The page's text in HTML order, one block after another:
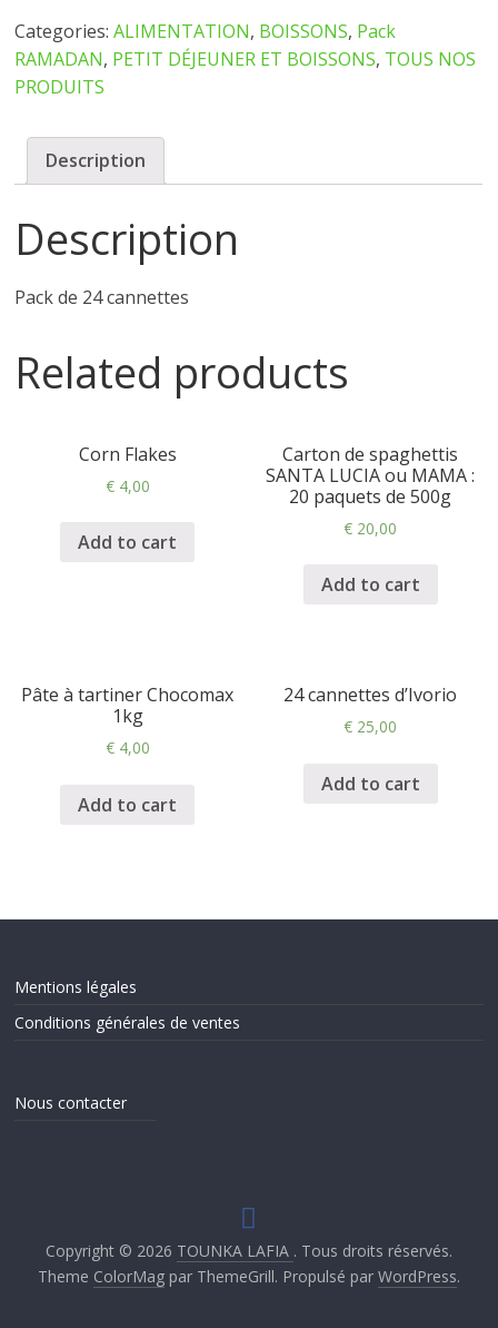
Vimto
quantity
Categories:ALIMENTATION, BOISSONS, Pack
RAMADAN, PETIT DÉJEUNER ET BOISSONS, TOUS NOS
PRODUITS
Description
Description
Pack de 24 cannettes
Related products
Corn Flakes
€4,00
Add to cart
Carton de spaghettis
SANTA LUCIA ou MAMA :
20 paquets de 500g
€ 20,00
Add to cart
Pâte à tartiner Chocomax
1kg
€4,00
Add to cart
24 cannettes d’Ivorio
€ 25,00
Add to cart
Mentions légales
Conditions générales de ventes
Nous contacter
Copyright © 2026 TOUNKA LAFIA . Tous droits réservés.
Theme ColorMagpar ThemeGrill. Propulsé par WordPress.